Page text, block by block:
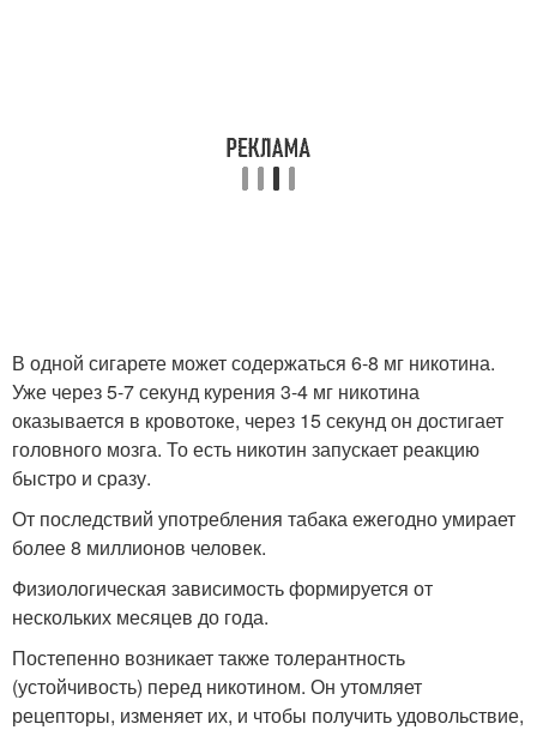
В одной сигарете может содержаться 6-8 мг никотина.
Уже через 5-7 секунд курения 3-4 мг никотина
оказывается в кровотоке, через 15 секунд он достигает
головного мозга. То есть никотин запускает реакцию
быстро и сразу.
От последствий употребления табака ежегодно умирает
более 8 миллионов человек.
Физиологическая зависимость формируется от
нескольких месяцев до года.
Постепенно возникает также толерантность
(устойчивость) перед никотином. Он утомляет
рецепторы, изменяет их, и чтобы получить удовольствие,